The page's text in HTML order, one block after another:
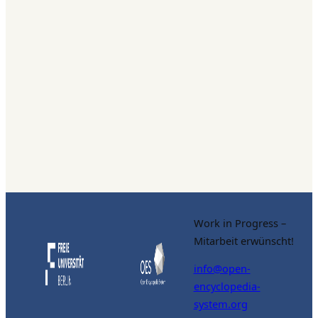
Work in Progress –
Mitarbeit erwünscht!
info@open-
encyclopedia-
system.org